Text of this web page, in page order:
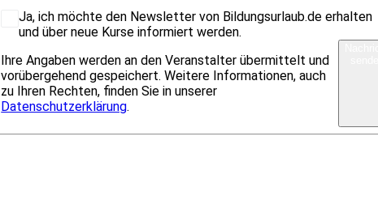
Ja, ich möchte den Newsletter von Bildungsurlaub.de erhalten
und über neue Kurse informiert werden.
Ihre Angaben werden an den Veranstalter übermittelt und
vorübergehend gespeichert. Weitere Informationen, auch
zu Ihren Rechten, finden Sie in unserer
Datenschutzerklärung.